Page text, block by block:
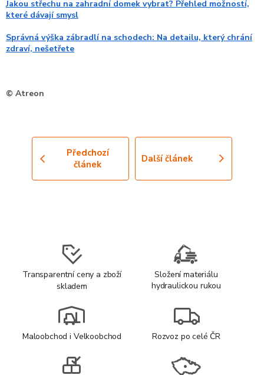
Jakou střechu na zahradní domek vybrat? Přehled možností,
které dávají smysl
Správná výška zábradlí na schodech: Na detailu, který chrání
zdraví, nešetřete
© Atreon
Předchozí
článek
Další článek
Transparentní ceny a zboží
skladem
Složení materiálu
hydraulickou rukou
Maloobchod i Velkoobchod Rozvoz po celé ČR